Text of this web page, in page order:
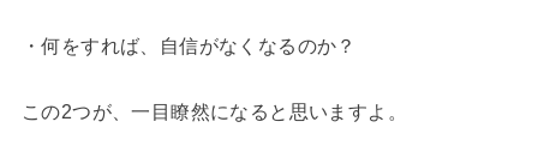
・何をすれば、自信がなくなるのか？
この2つが、一目瞭然になると思いますよ。